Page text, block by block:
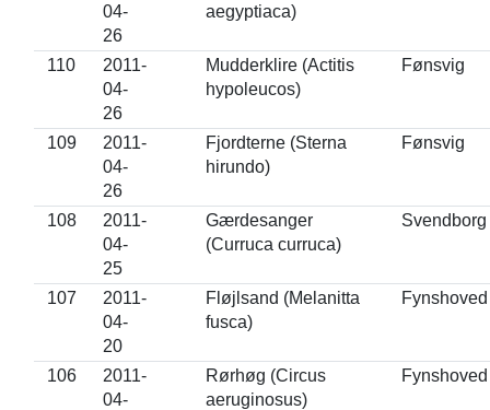
04-
26
aegyptiaca)
110
2011-
04-
26
Mudderklire (Actitis
hypoleucos)
Fønsvig
109
2011-
04-
26
Fjordterne (Sterna
hirundo)
Fønsvig
108
2011-
04-
25
Gærdesanger
(Curruca curruca)
Svendborg
107
2011-
04-
20
Fløjlsand (Melanitta
fusca)
Fynshoved
106
2011-
04-
Rørhøg (Circus
aeruginosus)
Fynshoved